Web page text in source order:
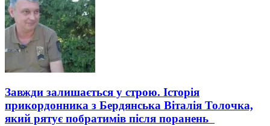
Завжди залишається у строю. Історія
прикордонника з Бердянська Віталія Толочка,
який рятує побратимів після поранень